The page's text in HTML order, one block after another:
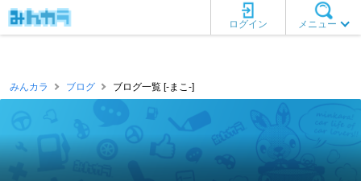
メニュー
ログイン
みんカラ ブログ ブログ一覧 [‐まこ‐]